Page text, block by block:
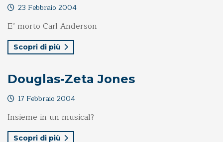
23 Febbraio 2004
E’ morto Carl Anderson
Scopri di più
Douglas-Zeta Jones
17 Febbraio 2004
Insieme in un musical?
Scopri di più